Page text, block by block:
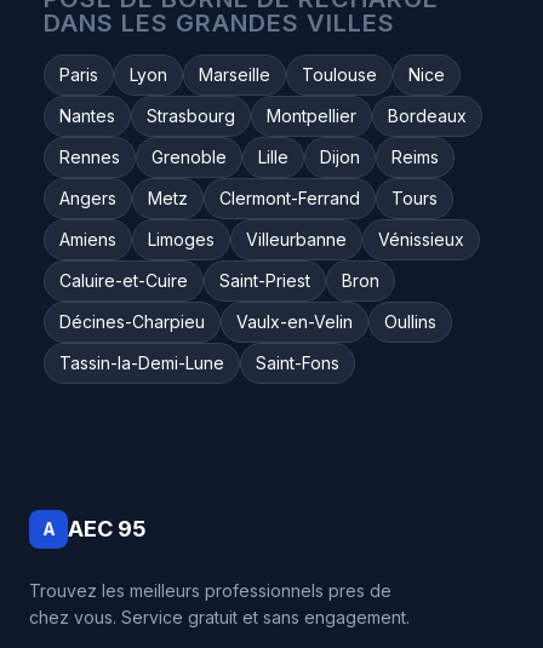
DANS LES GRANDES VILLES
Paris Lyon Marseille Toulouse
Nice
Nantes
Strasbourg Montpellier
Bordeaux
Rennes
Grenoble Lille Dijon
Reims
Angers
Metz Clermont-Ferrand
Tours
Amiens
Limoges Villeurbanne
Vénissieux
Caluire-et-Cuire
Saint-Priest
Bron
Décines-Charpieu
Vaulx-en-Velin
Oullins
Tassin-la-Demi-Lune
Saint-Fons
A AEC 95
Trouvez les meilleurs professionnels pres de
chez vous. Service gratuit et sans engagement.